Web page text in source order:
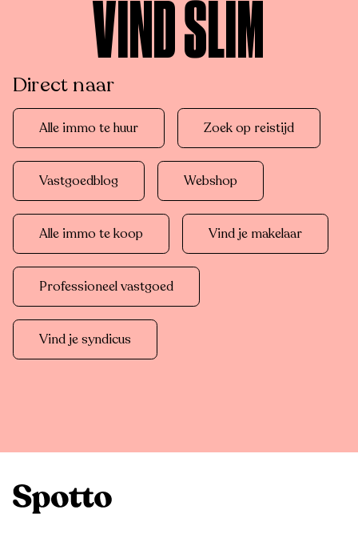
VIND SLIM
Direct naar
Alle immo te huur Zoek op reistijd
Vastgoedblog Webshop
Alle immo te koop Vind je makelaar
Professioneel vastgoed
Vind je syndicus